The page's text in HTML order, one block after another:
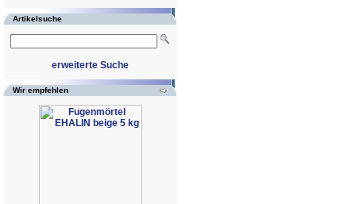
Artikelsuche
erweiterte Suche
Wir empfehlen